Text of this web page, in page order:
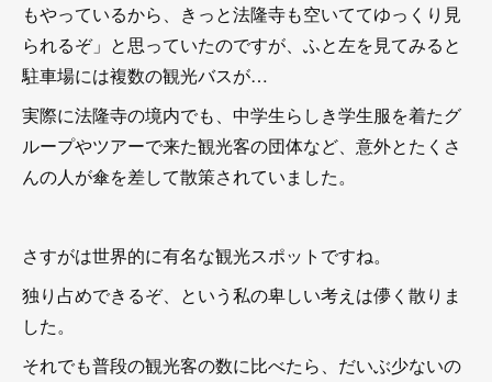
もやっているから、きっと法隆寺も空いててゆっくり見
られるぞ」と思っていたのですが、ふと左を見てみると
駐車場には複数の観光バスが…
実際に法隆寺の境内でも、中学生らしき学生服を着たグ
ループやツアーで来た観光客の団体など、意外とたくさ
んの人が傘を差して散策されていました。
さすがは世界的に有名な観光スポットですね。
独り占めできるぞ、という私の卑しい考えは儚く散りま
した。
それでも普段の観光客の数に比べたら、だいぶ少ないの